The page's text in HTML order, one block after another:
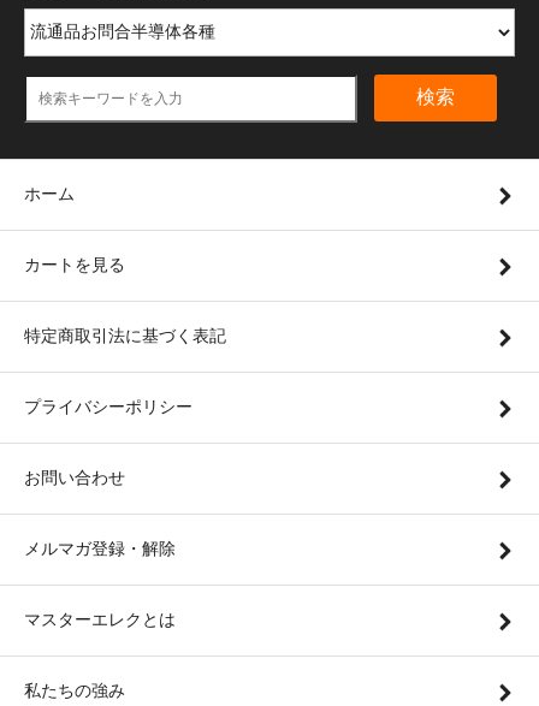
検索
ホーム
カートを見る
特定商取引法に基づく表記
プライバシーポリシー
お問い合わせ
メルマガ登録・解除
マスターエレクとは
私たちの強み